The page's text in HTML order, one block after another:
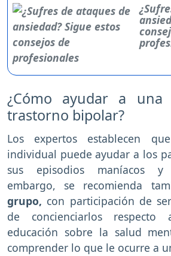
¿Cómo ayudar a una
trastorno bipolar?
Los expertos establecen
individual puede ayudar a los
sus episodios maníacos y
embargo, se recomienda
grupo, con participación de
de concienciarlos
educación sobre la salud
comprender lo que le ocurre a